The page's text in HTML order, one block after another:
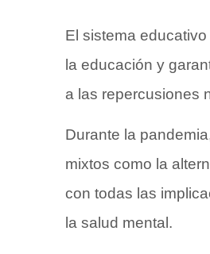
El sistema
la educación y
a las repercusiones
Durante la
mixtos como la
con todas las
la salud mental.